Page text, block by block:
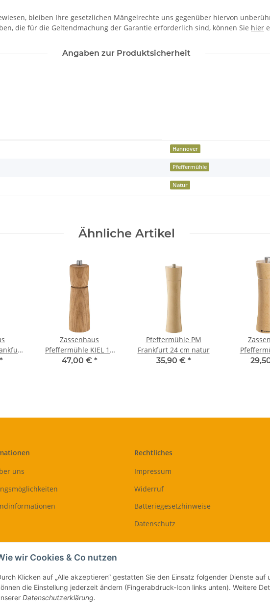
wir Cookies & Co nutzen
Klicken auf „Alle akzeptieren“ gestatten Sie den Einsatz folgender Dienste auf
die Einstellung jederzeit ändern (Fingerabdruck-Icon links unten). Weitere
Datenschutzerklärung.
bleiben Ihre gesetzlichen Mängelrechte uns gegenüber hiervon
die für die Geltendmachung der Garantie erforderlich sind, können Sie hier
Angaben zur Produktsicherheit
Hannover
Pfeffermühle
Natur
Ähnliche Artikel
*
Zassenhaus
Pfeffermühle KIEL 18
cm Eiche
47,00 € *
Pfeffermühle PM
Frankfurt 24 cm natur
35,90 € *
Frankfurt
uns
Rechtliches
Impressum
Widerruf
Batteriegesetzhinweise
Datenschutz
Vertrag widerrufen